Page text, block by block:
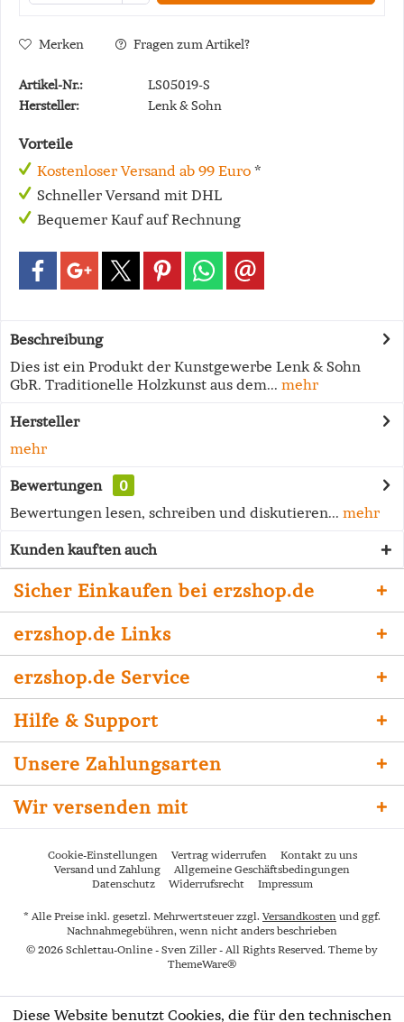
Merken Fragen zum Artikel?
Artikel-Nr.:
LS05019-S
Hersteller:
Lenk & Sohn
Vorteile
Kostenloser Versand ab 99 Euro *
Schneller Versand mit DHL
Bequemer Kauf auf Rechnung
Beschreibung
Dies ist ein Produkt der Kunstgewerbe Lenk & Sohn
GbR. Traditionelle Holzkunst aus dem... mehr
Hersteller
mehr
Bewertungen
0
Bewertungen lesen, schreiben und diskutieren... mehr
Kunden kauften auch
Sicher Einkaufen bei erzshop.de
erzshop.de Links
erzshop.de Service
Hilfe & Support
Unsere Zahlungsarten
Wir versenden mit
Cookie-Einstellungen Vertrag widerrufen
Kontakt zu uns
Versand und Zahlung
Allgemeine Geschäftsbedingungen
Datenschutz
Widerrufsrecht Impressum
* Alle Preise inkl. gesetzl. Mehrwertsteuer zzgl. Versandkosten und ggf.
Nachnahmegebühren, wenn nicht anders beschrieben
© 2026 Schlettau-Online - Sven Ziller - All Rights Reserved. Theme by
ThemeWare®
Diese Website benutzt Cookies, die für den technischen